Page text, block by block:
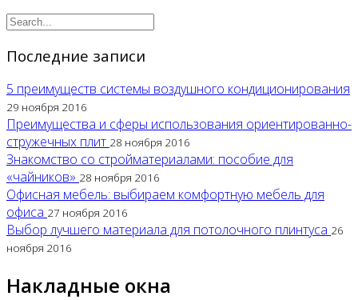
Последние записи
5 преимуществ системы воздушного кондиционирования
29 ноября 2016
Преимущества и сферы использования ориентированно-
стружечных плит 28 ноября 2016
Знакомство со стройматериалами: пособие для
«чайников» 28 ноября 2016
Офисная мебель: выбираем комфортную мебель для
офиса 27 ноября 2016
Выбор лучшего материала для потолочного плинтуса 26
ноября 2016
Накладные окна